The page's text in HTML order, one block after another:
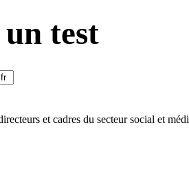
un test
et cadres du secteur social et